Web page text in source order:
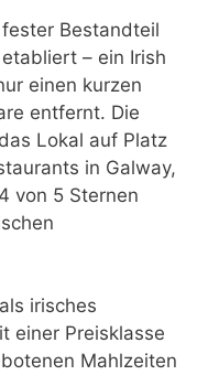
Bestandteil
– ein Irish
einen kurzen
entfernt. Die
Lokal auf Platz
in Galway,
von 5 Sternen
irisches
einer Preisklasse
Mahlzeiten